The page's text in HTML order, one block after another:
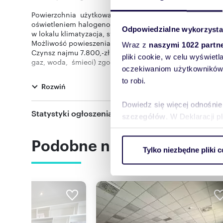
Odpowiedzialne
Wraz z naszymi 1022
pliki cookie, w celu
oczekiwaniom
to robi.
Dowiedz się więcej
szczegółów . W Deklaracji
ruch w naszej witrynie.
reklamowym i
uzyskanymi podczas
Tylko niezbędne pliki
Powierzchnia użytkowa lokalu wynosi (118 m2) z
oświetleniem halogenowym, możliwość zmiany
w lokalu klimatyzacja, system alarmowy, monitoring.
Możliwość powieszenia na budynku podświetlonych
Czynsz najmu 7.800,-zł netto, czynsz administracyjny
gaz, woda, śmieci) zgodnie ze wskazaniami liczników.
Wymagana kaucja 23.000,-zł
Zapraszam na prezentację.
LEGRA Nieruchomości
Szczecin, ul. Monte Cassino 18A lok. nr 112
Oferta wysłana z programu dla biur nieruchomości
Numer oferty: LGR21510
Nr licencji zawodowej: 24660
Rozwiń
Statystyki ogłoszenia:
Podobne nieruchomości